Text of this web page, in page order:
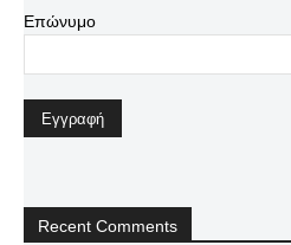
Επώνυμο
Recent Comments